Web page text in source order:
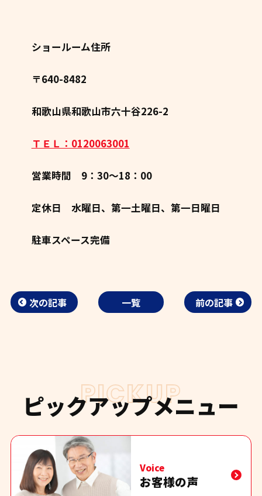
ショールーム住所
〒640-8482
和歌山県和歌山市六十谷226-2
ＴＥＬ：0120063001
営業時間 9：30～18：00
定休日 水曜日、第一土曜日、第一日曜日
駐車スペース完備
次の記事 一覧 前の記事
PICKUP
ピックアップメニュー
Voice
お客様の声